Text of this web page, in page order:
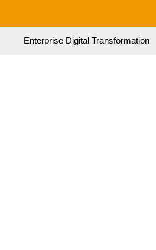
Enterprise Digital Transformation